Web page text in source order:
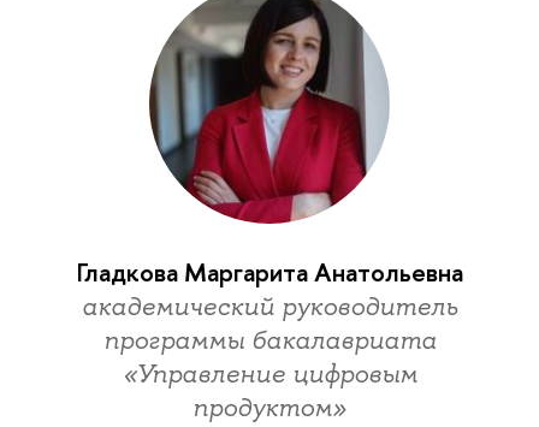
Гладкова Маргарита Анатольевна
академический руководитель
программы бакалавриата
«Управление цифровым
продуктом»